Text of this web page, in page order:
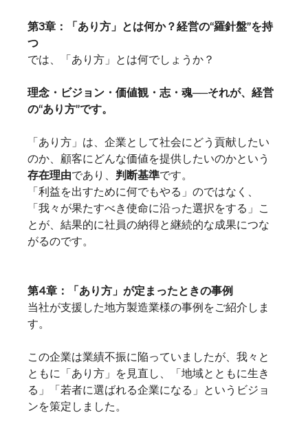
第3章：「あり方」とは何か？経営の“羅針盤”を持
つ
では、「あり方」とは何でしょうか？
理念・ビジョン・価値観・志・魂──それが、経営
の“あり方”です。
「あり方」は、企業として社会にどう貢献したい
のか、顧客にどんな価値を提供したいのかという
存在理由であり、 判断基準です。
「利益を出すために何でもやる」のではなく、
「我々が果たすべき使命に沿った選択をする」こ
とが、結果的に社員の納得と継続的な成果につな
がるのです。
第4章：「あり方」が定まったときの事例
当社が支援した地方製造業様の事例をご紹介しま
す。
この企業は業績不振に陥っていましたが、我々と
ともに「あり方」を見直し、「地域とともに生き
る」「若者に選ばれる企業になる」というビジョ
ンを策定しました。